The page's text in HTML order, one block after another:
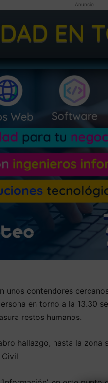
Anuncio
unos contendores
en torno a la 13.30
restos humanos.
hallazgo, hasta la zona
Civil